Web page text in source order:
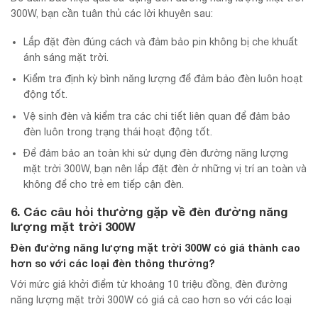
300W, bạn cần tuân thủ các lời khuyên sau:
Lắp đặt đèn đúng cách và đảm bảo pin không bị che khuất
ánh sáng mặt trời.
Kiểm tra định kỳ bình năng lượng để đảm bảo đèn luôn hoạt
động tốt.
Vệ sinh đèn và kiểm tra các chi tiết liên quan để đảm bảo
đèn luôn trong trạng thái hoạt động tốt.
Để đảm bảo an toàn khi sử dụng đèn đường năng lượng
mặt trời 300W, bạn nên lắp đặt đèn ở những vị trí an toàn và
không để cho trẻ em tiếp cận đèn.
6. Các câu hỏi thường gặp về đèn đường năng
lượng mặt trời 300W
Đèn đường năng lượng mặt trời 300W có giá thành cao
hơn so với các loại đèn thông thường?
Với mức giá khởi điểm từ khoảng 10 triệu đồng, đèn đường
năng lượng mặt trời 300W có giá cả cao hơn so với các loại